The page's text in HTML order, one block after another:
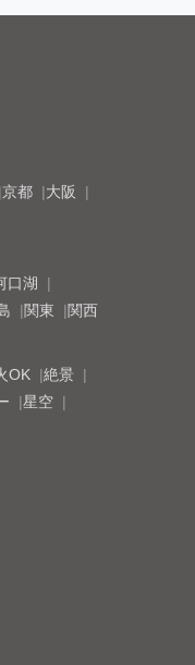
京都
大阪
口湖
関東
関西
OK
絶景
星空